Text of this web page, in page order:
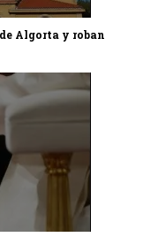
Algorta y roban